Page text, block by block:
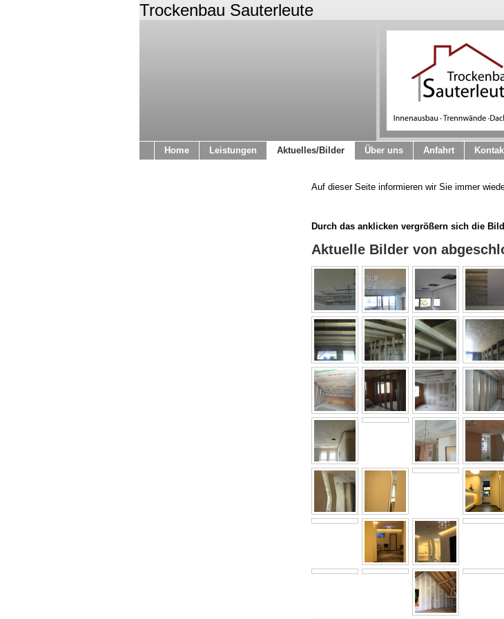
Trockenbau Sauterleute
Home Leistungen Aktuelles/Bilder Über uns Anfahrt
Auf dieser Seite informieren wir Sie immer
Durch das anklicken vergrößern sich die
Aktuelle Bilder von